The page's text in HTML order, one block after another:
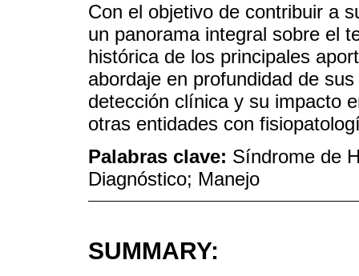
Con el objetivo de contribuir a
un panorama integral sobre el
histórica de los principales
abordaje en profundidad de
detección clínica y su impacto
otras entidades con
Palabras clave: Síndrome de
Diagnóstico; Manejo
SUMMARY: